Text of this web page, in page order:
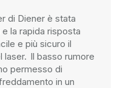
di Diener è stata
la rapida risposta
e più sicuro il
laser. Il basso rumore
permesso di
in un